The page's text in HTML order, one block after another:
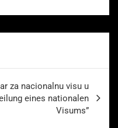
za nacionalnu visu u
eines nationalen
Visums”